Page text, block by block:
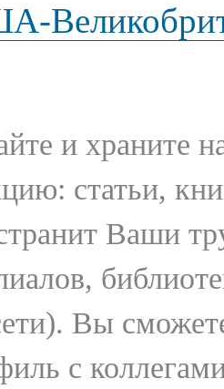
и храните
статьи,
Ваши
Вы
с